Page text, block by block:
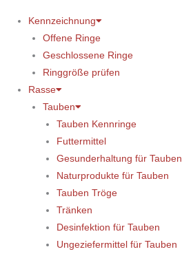
Kennzeichnung
Offene Ringe
Geschlossene Ringe
Ringgröße prüfen
Rasse
Tauben
Tauben Kennringe
Futtermittel
Gesunderhaltung für Tauben
Naturprodukte für Tauben
Tauben Tröge
Tränken
Desinfektion für Tauben
Ungeziefermittel für Tauben